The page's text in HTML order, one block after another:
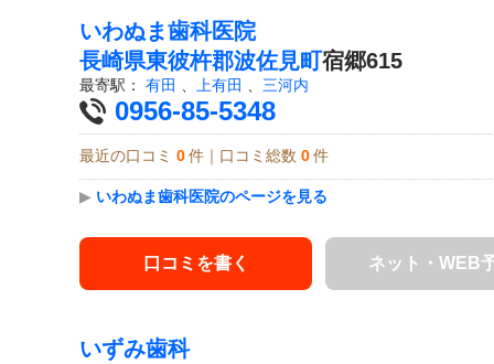
いわぬま歯科医院
長崎県東彼杵郡波佐見町宿郷615
最寄駅： 有田 上有田 三河内
0956-85-5348
最近の口コミ 0 件｜口コミ総数 0 件
▶ いわぬま歯科医院のページを見る
口コミを書く ネット・WEB
いずみ歯科